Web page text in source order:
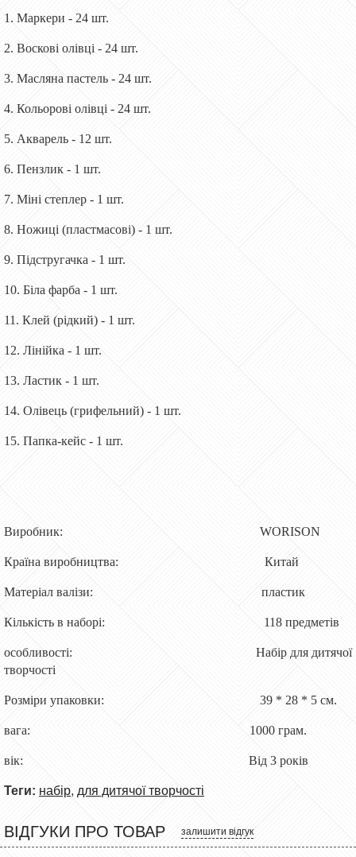
1. Маркери - 24 шт.
2. Воскові олівці - 24 шт.
3. Масляна пастель - 24 шт.
4. Кольорові олівці - 24 шт.
5. Акварель - 12 шт.
6. Пензлик - 1 шт.
7. Міні степлер - 1 шт.
8. Ножиці (пластмасові) - 1 шт.
9. Підстругачка - 1 шт.
10. Біла фарба - 1 шт.
11. Клей (рідкий) - 1 шт.
12. Лінійка - 1 шт.
13. Ластик - 1 шт.
14. Олівець (грифельний) - 1 шт.
15. Папка-кейс - 1 шт.
Виробник: WORISON
Країна виробництва: Китай
Матеріал валізи: пластик
Кількість в наборі: 118 предметів
особливості: Набір для дитячої
творчості
Розміри упаковки: 39 * 28 * 5 см.
вага: 1000 грам.
вік: Від 3 років
Теги: набір, для дитячої творчості
ВІДГУКИ ПРО ТОВАР залишити відгук